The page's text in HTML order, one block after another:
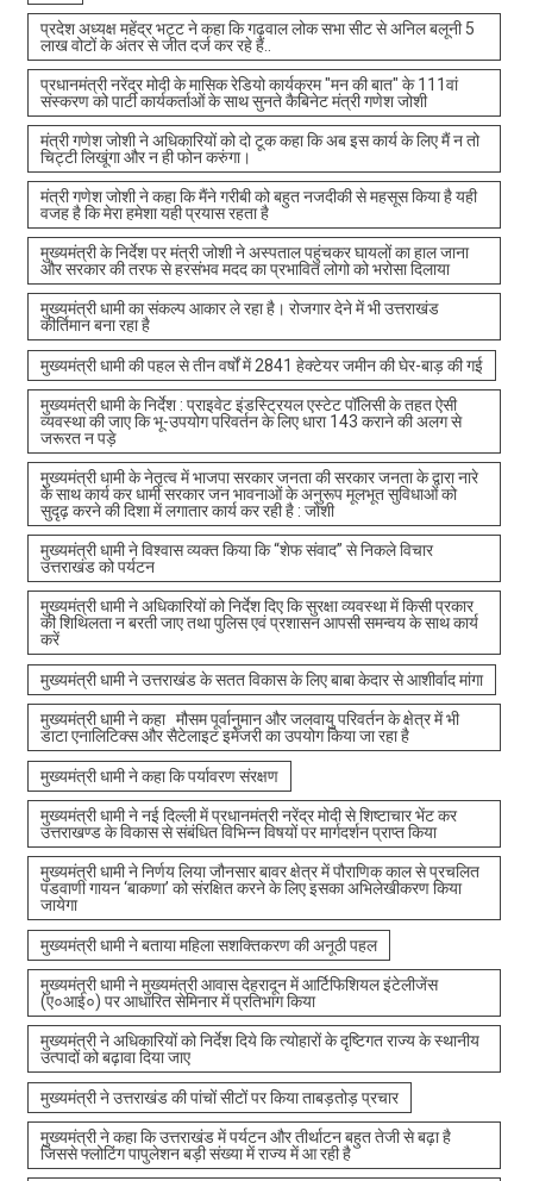
प्रदेश अध्यक्ष महेंद्र भट्ट ने कहा कि गढ़वाल लोक सभा सीट से अनिल बलूनी 5
लाख वोटों के अंतर से जीत दर्ज कर रहे हैं..
प्रधानमंत्री नरेंद्र मोदी के मासिक रेडियो कार्यक्रम "मन की बात" के 111वां
संस्करण को पार्टी कार्यकर्ताओं के साथ सुनते कैबिनेट मंत्री गणेश जोशी
मंत्री गणेश जोशी ने अधिकारियों को दो टूक कहा कि अब इस कार्य के लिए मैं न तो
चिट्टी लिखूंगा और न ही फोन करुंगा।
मंत्री गणेश जोशी ने कहा कि मैंने गरीबी को बहुत नजदीकी से महसूस किया है यही
वजह है कि मेरा हमेशा यही प्रयास रहता है
मुख्यमंत्री के निर्देश पर मंत्री जोशी ने अस्पताल पहुंचकर घायलों का हाल जाना
और सरकार की तरफ से हरसंभव मदद का प्रभावित लोगो को भरोसा दिलाया
मुख्यमंत्री धामी का संकल्प आकार ले रहा है। रोजगार देने में भी उत्तराखंड
कीर्तिमान बना रहा है
मुख्यमंत्री धामी की पहल से तीन वर्षों में 2841 हेक्टेयर जमीन की घेर-बाड़ की गई
मुख्यमंत्री धामी के निर्देश : प्राइवेट इंडस्ट्रियल एस्टेट पॉलिसी के तहत ऐसी
व्यवस्था की जाए कि भू-उपयोग परिवर्तन के लिए धारा 143 कराने की अलग से
जरूरत न पड़े
मुख्यमंत्री धामी के नेतृत्व में भाजपा सरकार जनता की सरकार जनता के द्वारा नारे
के साथ कार्य कर धामी सरकार जन भावनाओं के अनुरूप मूलभूत सुविधाओं को
सुदृढ़ करने की दिशा में लगातार कार्य कर रही है : जोशी
मुख्यमंत्री धामी ने विश्वास व्यक्त किया कि “शेफ संवाद” से निकले विचार
उत्तराखंड को पर्यटन
मुख्यमंत्री धामी ने अधिकारियों को निर्देश दिए कि सुरक्षा व्यवस्था में किसी प्रकार
की शिथिलता न बरती जाए तथा पुलिस एवं प्रशासन आपसी समन्वय के साथ कार्य
करें
मुख्यमंत्री धामी ने उत्तराखंड के सतत विकास के लिए बाबा केदार से आशीर्वाद मांगा
मुख्यमंत्री धामी ने कहा मौसम पूर्वानुमान और जलवायु परिवर्तन के क्षेत्र में भी
डाटा एनालिटिक्स और सैटेलाइट इमेजरी का उपयोग किया जा रहा है
मुख्यमंत्री धामी ने कहा कि पर्यावरण संरक्षण
मुख्यमंत्री धामी ने नई दिल्ली में प्रधानमंत्री नरेंद्र मोदी से शिष्टाचार भेंट कर
उत्तराखण्ड के विकास से संबंधित विभिन्न विषयों पर मार्गदर्शन प्राप्त किया
मुख्यमंत्री धामी ने निर्णय लिया जौनसार बावर क्षेत्र में पौराणिक काल से प्रचलित
पंडवाणी गायन ‘बाकणा’ को संरक्षित करने के लिए इसका अभिलेखीकरण किया
जायेगा
मुख्यमंत्री धामी ने बताया महिला सशक्तिकरण की अनूठी पहल
मुख्यमंत्री धामी ने मुख्यमंत्री आवास देहरादून में आर्टिफिशियल इंटेलीजेंस
(ए०आई०) पर आधारित सेमिनार में प्रतिभाग किया
मुख्यमंत्री ने अधिकारियों को निर्देश दिये कि त्योहारों के दृष्टिगत राज्य के स्थानीय
उत्पादों को बढ़ावा दिया जाए
मुख्यमंत्री ने उत्तराखंड की पांचों सीटों पर किया ताबड़तोड़ प्रचार
मुख्यमंत्री ने कहा कि उत्तराखंड में पर्यटन और तीर्थाटन बहुत तेजी से बढ़ा है
जिससे फ्लोटिंग पापुलेशन बड़ी संख्या में राज्य में आ रही है